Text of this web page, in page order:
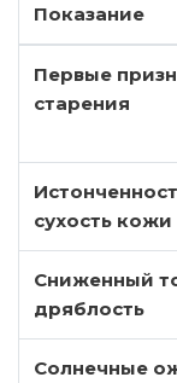
Показание
Первые
старения
сухость кожи
Сниженный
дряблость
Солнечные